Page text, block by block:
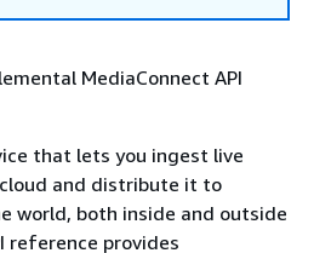
MediaConnect API
that lets you ingest live
and distribute it to
world, both inside and outside
reference provides